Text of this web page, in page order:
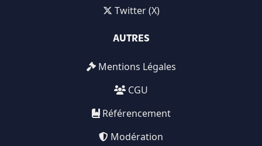
Twitter (X)
AUTRES
Mentions Légales
CGU
Référencement
Modération